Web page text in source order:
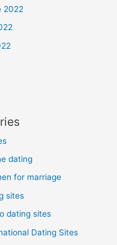
2022
dating
for marriage
sites
dating sites
Dating Sites